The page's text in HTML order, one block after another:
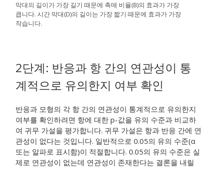
막대의 길이가 가장 길기 때문에 촉매 비율(B)의 효과가 가장
큽니다. 시간 막대(D)의 길이는 가장 짧기 때문에 효과가 가장
작습니다.
2단계: 반응과 항 간의 연관성이 통
계적으로 유의한지 여부 확인
반응과 모형의 각 항 간의 연관성이 통계적으로 유의한지
여부를 확인하려면 항에 대한 p-값을 유의 수준과 비교하
여 귀무 가설을 평가합니다. 귀무 가설은 항과 반응 간에 연
관성이 없다는 것입니다. 일반적으로 0.05의 유의 수준(α
또는 알파로 표시함)이 적절합니다. 0.05의 유의 수준은 실
제로 연관성이 없는데 연관성이 존재한다는 결론을 내릴